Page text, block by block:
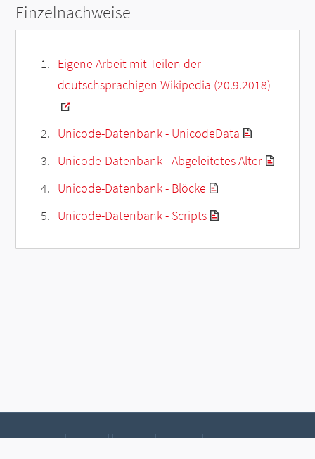
Einzelnachweise
Eigene Arbeit mit Teilen der
deutschsprachigen Wikipedia (20.9.2018)
Unicode-Datenbank - UnicodeData
Unicode-Datenbank - Abgeleitetes Alter
Unicode-Datenbank - Blöcke
Unicode-Datenbank - Scripts